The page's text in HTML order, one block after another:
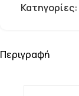
Κατηγορίες:
Περιγραφή